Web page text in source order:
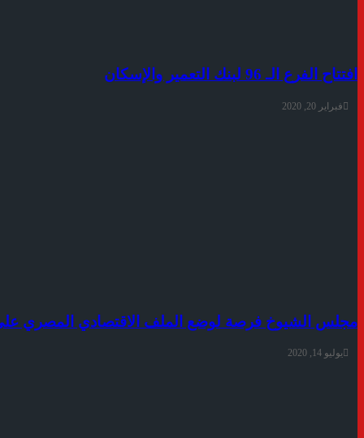
افتتاح الفرع الـ 96 لبنك التعمير والإسكان
فبراير 20, 2020
مجلس الشيوخ فرصة لوضع الملف الاقتصادي المصري علي
يوليو 14, 2020